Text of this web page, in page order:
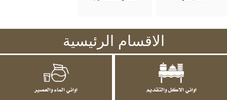
الاقسام الرئيسية
اواني الاكل والتقديم اواني الماء والعصير